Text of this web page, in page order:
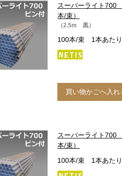
スーパーライト
本/束）
（2.5m 黒）
100本/束 1本あたり
買い物かごへ入れ
スーパーライト
本/束）
100本/束 1本あたり